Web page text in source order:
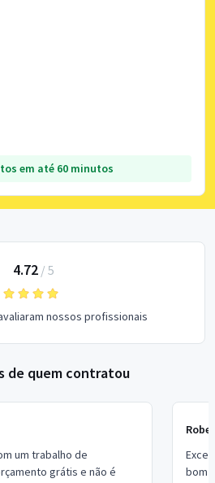
em até 60 minutos
4.72/ 5
nossos profissionais
de quem contratou
um trabalho de
grátis e não é
bom